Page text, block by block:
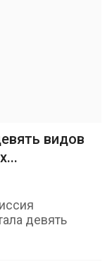
видов
девять